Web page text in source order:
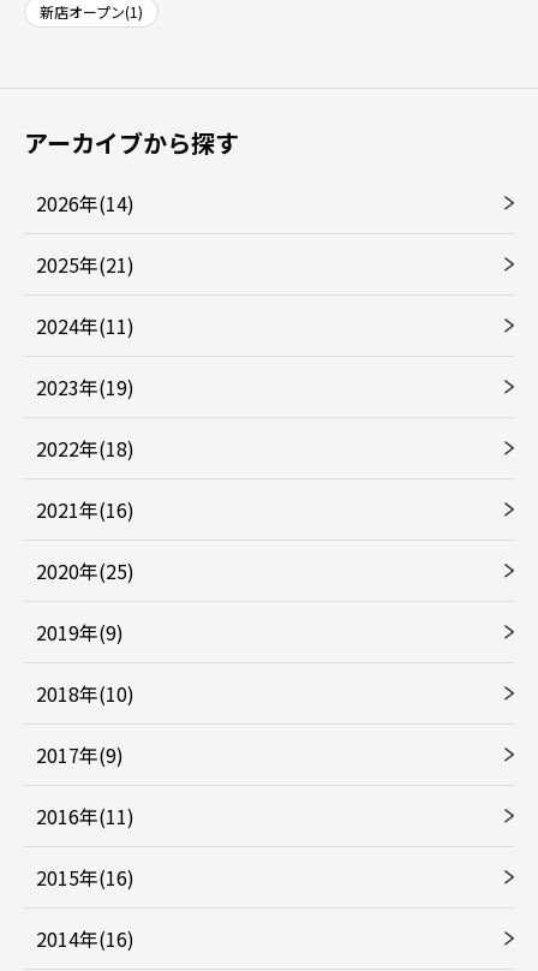
新店オープン(1)
アーカイブから探す
2026年(14)
2025年(21)
2024年(11)
2023年(19)
2022年(18)
2021年(16)
2020年(25)
2019年(9)
2018年(10)
2017年(9)
2016年(11)
2015年(16)
2014年(16)